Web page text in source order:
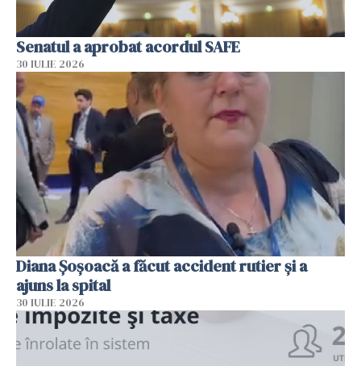
Senatul a aprobat acordul SAFE
30 IULIE 2026
Diana Șoșoacă a făcut accident rutier și a
ajuns la spital
30 IULIE 2026